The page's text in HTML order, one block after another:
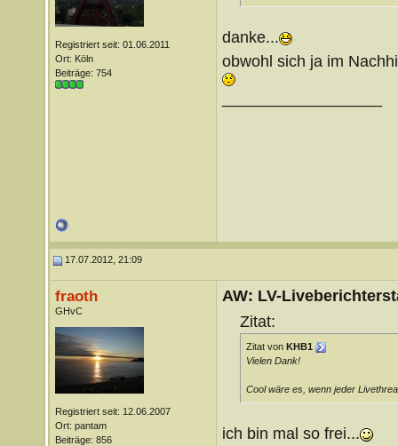
Registriert seit: 01.06.2011
Ort: Köln
Beiträge: 754
danke...
obwohl sich ja im
17.07.2012, 21:09
fraoth
GHvC
Registriert seit: 12.06.2007
Ort: pantam
Beiträge: 856
AW: LV-
Zitat:
Zitat von KHB1
Vielen Dank!
Cool wäre es, wenn jeder
ich bin mal so frei...